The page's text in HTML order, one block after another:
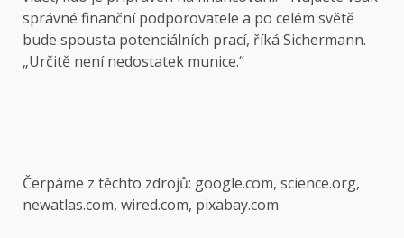
správné finanční podporovatele a po celém světě
bude spousta potenciálních prací, říká Sichermann.
„Určitě není nedostatek munice.“
Čerpáme z těchto zdrojů: google.com, science.org,
newatlas.com, wired.com, pixabay.com